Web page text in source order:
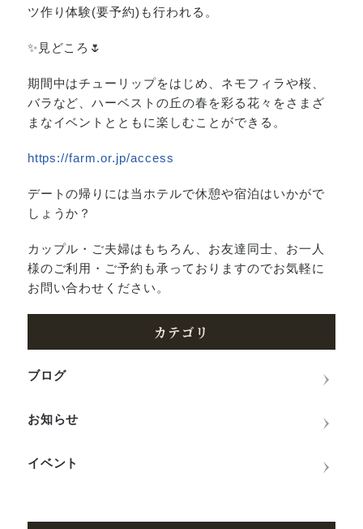
ツ作り体験(要予約)も行われる。
✨ 見どころ 🌷
期間中はチューリップをはじめ、ネモフィラや桜、
バラなど、ハーベストの丘の春を彩る花々をさまざ
まなイベントとともに楽しむことができる。
https://farm.or.jp/access
デートの帰りには当ホテルで休憩や宿泊はいかがで
しょうか？
カップル・ご夫婦はもちろん、お友達同士、お一人
様のご利用・ご予約も承っておりますのでお気軽に
お問い合わせください。
カテゴリ
ブログ
お知らせ
イベント